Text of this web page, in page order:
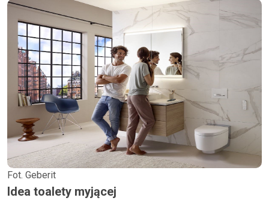
Fot. Geberit
Idea toalety myjącej